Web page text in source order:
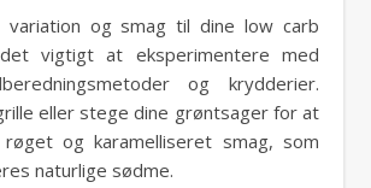
variation og smag til dine low carb
vigtigt at eksperimentere med
og krydderier.
eller stege dine grøntsager for at
og karamelliseret smag, som
naturlige sødme.